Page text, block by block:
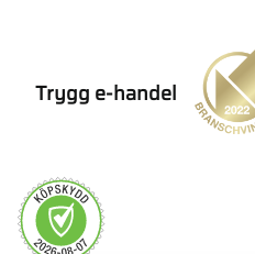
Trygg e-handel